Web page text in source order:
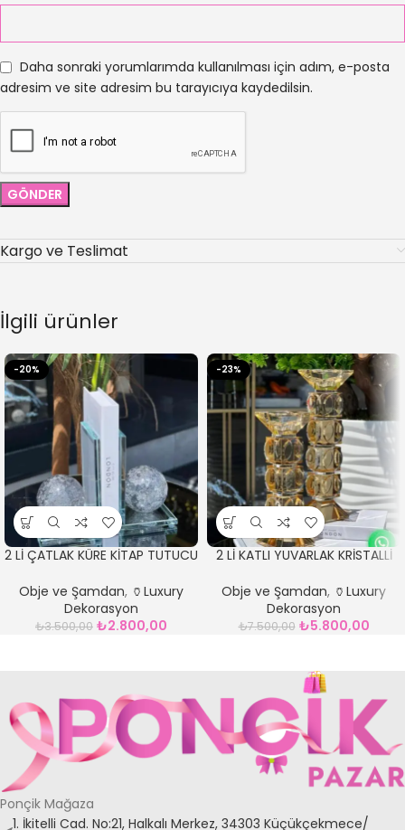
Daha sonraki yorumlarımda kullanılması için adım, e-posta
adresim ve site adresim bu tarayıcıya kaydedilsin.
Kargo ve Teslimat
İlgili ürünler
-20%
2 Lİ ÇATLAK KÜRE KİTAP TUTUCU
Obje ve Şamdan, 🏺Luxury
Dekorasyon
₺3.500,00 ₺2.800,00
-23%
2 Lİ KATLI YUVARLAK KRİSTALLİ
Obje ve Şamdan, 🏺Luxury
Dekorasyon
₺7.500,00 ₺5.800,00
Ponçik Mağaza
1. İkitelli Cad. No:21, Halkalı Merkez, 34303 Küçükçekmece/